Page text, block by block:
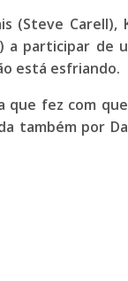
(Steve Carell),
) a participar de
está esfriando.
que fez com
também por